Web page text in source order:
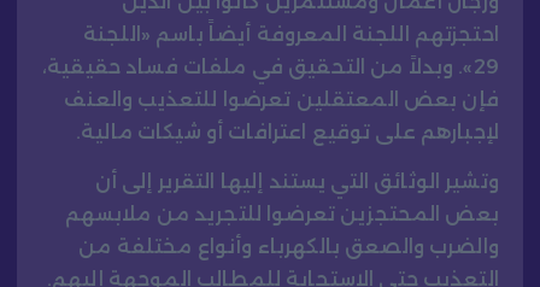
احتجزتهم اللجنة المعروفة أيضاً باسم «اللجنة
29». وبدلاً من التحقيق في ملفات فساد حقيقية،
فإن بعض المعتقلين تعرضوا للتعذيب والعنف
لإجبارهم على توقيع اعترافات أو شيكات مالية.
وتشير الوثائق التي يستند إليها التقرير إلى أن
بعض المحتجزين تعرضوا للتجريد من ملابسهم
والضرب والصعق بالكهرباء وأنواع مختلفة من
التعذيب حتى الاستجابة للمطالب الموجهة إليهم.